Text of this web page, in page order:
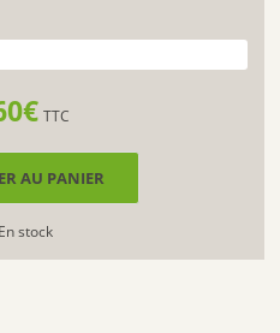
€ TTC
AU PANIER
En stock